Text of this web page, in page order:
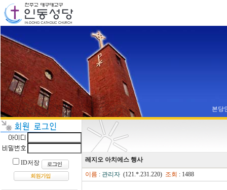
본당
ID저장 레지오 아치에스 행사
이름 : 관리자 (121.*.231.220) 조회 : 1488